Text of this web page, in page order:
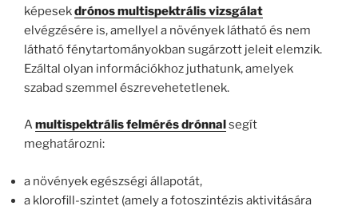
képesekdrónos multispektrális vizsgálat
elvégzésére is, amellyel a növények látható és nem
látható fénytartományokban sugárzott jeleit elemzik.
Ezáltal olyan információkhoz juthatunk, amelyek
szabad szemmel észrevehetetlenek.
Amultispektrális felmérés drónnal segít
meghatározni:
a növények egészségi állapotát,
a klorofill-szintet (amely a fotoszintézis aktivitására